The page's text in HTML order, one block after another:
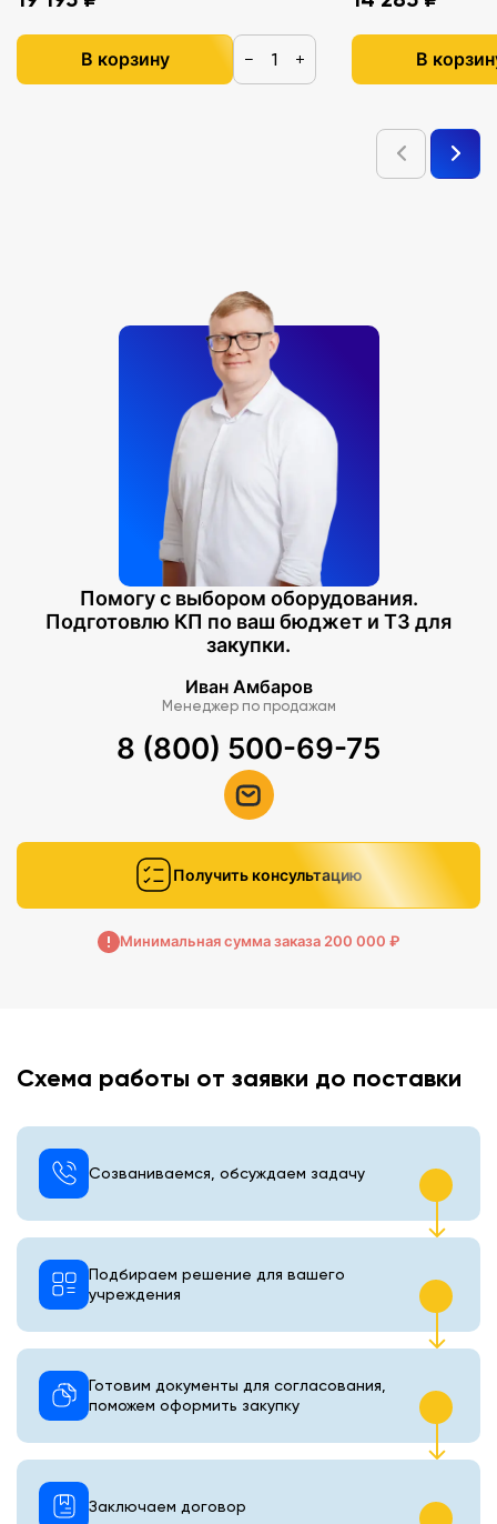
В корзину − + В
Помогу с выбором оборудования.
Подготовлю КП по ваш бюджет и ТЗ для
закупки.
Иван Амбаров
Менеджер по продажам
8 (800) 500-69-75
Получить консультацию
Минимальная сумма заказа 200 000 ₽
Схема работы от заявки до поставки
Созваниваемся, обсуждаем задачу
Подбираем решение для вашего
учреждения
Готовим документы для согласования,
поможем оформить закупку
Заключаем договор